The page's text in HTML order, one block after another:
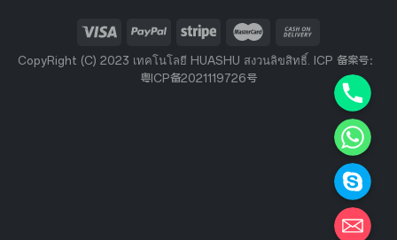
CopyRight (C) 2023 เทคโนโลยี HUASHU สงวนลิขสิทธิ์. ICP 备案号：
粤ICP备2021119726号
Skype
steve@huashu-tech.com